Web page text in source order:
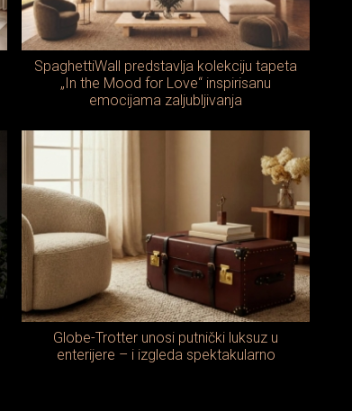
SpaghettiWall predstavlja kolekciju tapeta
„In the Mood for Love“ inspirisanu
emocijama zaljubljivanja
Globe-Trotter unosi putnički luksuz u
enterijere – i izgleda spektakularno